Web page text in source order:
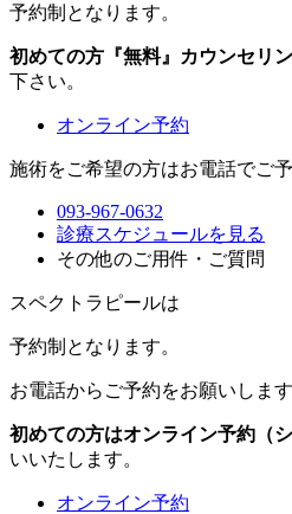
予約制 となります。
初めての方『無料』カウンセリ
下さい。
オンライン予約
施術をご希望の方はお電話でご予
093-967-0632
診療スケジュールを見る
その他のご用件・ご質問
スペクトラピールは
予約制 となります。
お電話からご予約をお願いします
初めての方はオンライン予約（シ
いいたします。
オンライン予約